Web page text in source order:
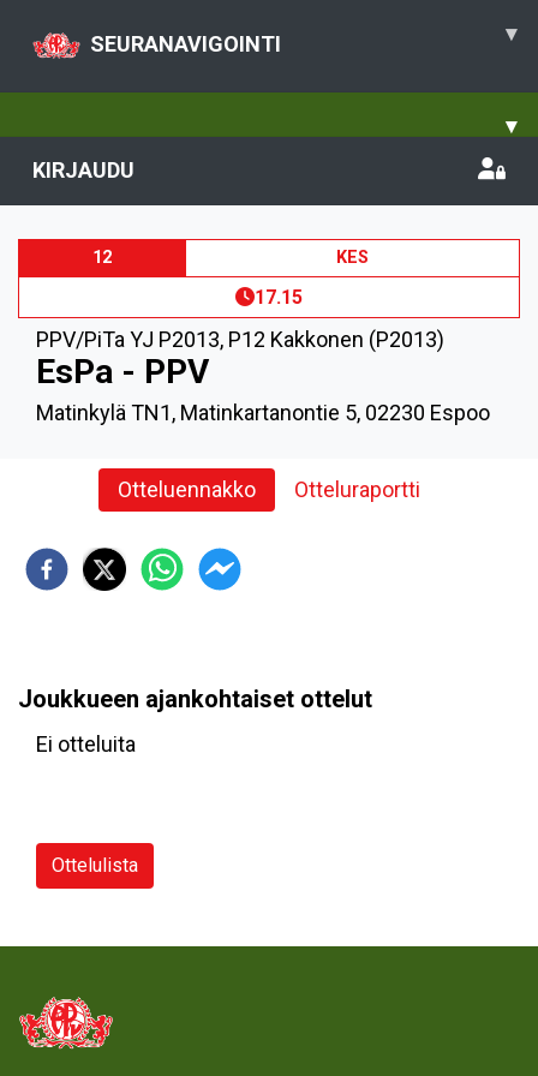
SEURANAVIGOINTI ▾
▾
KIRJAUDU
12 KES
17.15
PPV/PiTa YJ P2013, P12 Kakkonen (P2013)
EsPa - PPV
Matinkylä TN1, Matinkartanontie 5, 02230 Espoo
Otteluennakko Otteluraportti
Joukkueen ajankohtaiset ottelut
Ei otteluita
Ottelulista